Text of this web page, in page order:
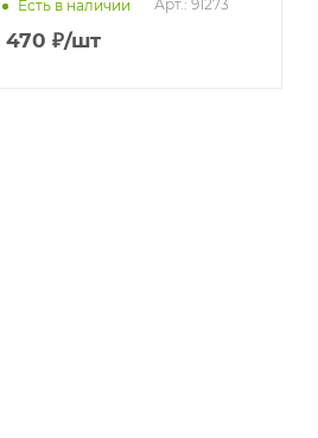
Есть в наличии Арт.: 91273
470 ₽/шт